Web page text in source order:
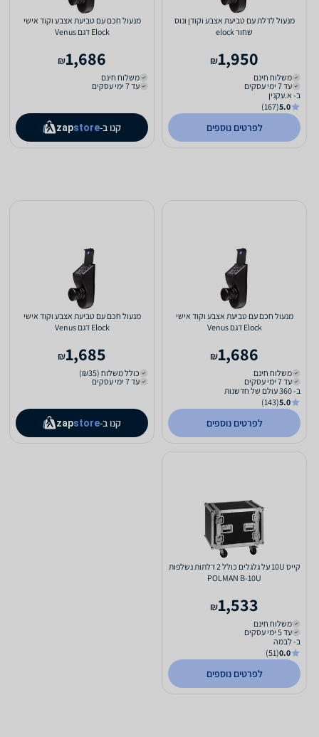
מנעול לדלת עם טביעת אצבע וקודן ונוס
שחור elock
1,950
₪
משלוח חינם
עד 7 ימי עסקים
ב- א.עקנין
5.0
(167)
לפרטים נוספים
מנעול חכם עם טביעת אצבע וקוד אישי
Elock דגם Venus
1,686
₪
משלוח חינם
עד 7 ימי עסקים
קנו ב- zapstore
מנעול חכם עם טביעת אצבע וקוד אישי
Elock דגם Venus
1,686
₪
משלוח חינם
עד 7 ימי עסקים
ב- 360 עולם של חדשנות
5.0
(143)
לפרטים נוספים
מנעול חכם עם טביעת אצבע וקוד אישי
Elock דגם Venus
1,685
₪
כולל משלוח (₪35)
עד 7 ימי עסקים
קנו ב- zapstore
קייס 10U על גלגלים כולל 2 דלתות נשלפות
POLMAN B-10U
1,533
₪
משלוח חינם
עד 5 ימי עסקים
ב- לבמה
0.0
(51)
לפרטים נוספים